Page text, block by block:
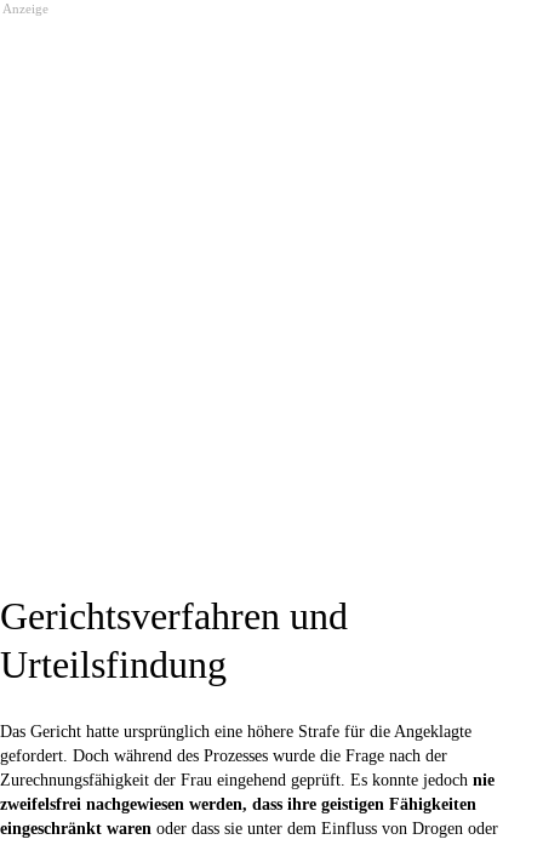
Anzeige
Gerichtsverfahren und
Urteilsfindung
Das Gericht hatte ursprünglich eine höhere Strafe für die Angeklagte
gefordert. Doch während des Prozesses wurde die Frage nach der
Zurechnungsfähigkeit der Frau eingehend geprüft. Es konnte jedoch nie
zweifelsfrei nachgewiesen werden, dass ihre geistigen Fähigkeiten
eingeschränkt waren oder dass sie unter dem Einfluss von Drogen oder